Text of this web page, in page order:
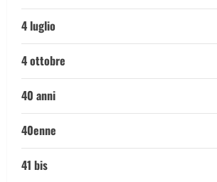
4 luglio
4 ottobre
40 anni
40enne
41 bis